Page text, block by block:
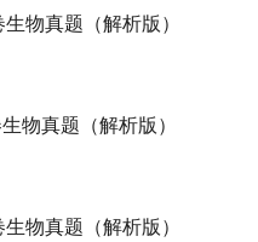
物真题（解析版）
物真题（解析版）
物真题（解析版）